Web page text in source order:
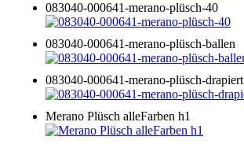
083040-000641-merano-plüsch-40
083040-000641-merano-plüsch-ballen
083040-000641-merano-plüsch-drapiert
Merano Plüsch alleFarben h1